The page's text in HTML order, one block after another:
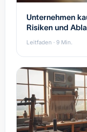
Unternehmen
Risiken und
Leitfaden · 9 Min.